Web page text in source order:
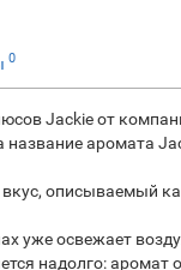
0
Jackie от
название аромата
описываемый
уже освежает
надолго: аромат